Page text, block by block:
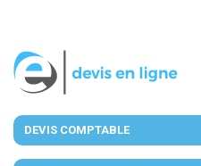
DEVIS COMPTABLE